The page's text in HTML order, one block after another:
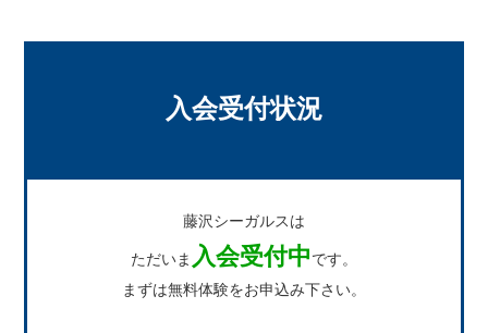
入会受付状況
藤沢シーガルスは
ただいま 入会受付中 です。
まずは無料体験をお申込み下さい。